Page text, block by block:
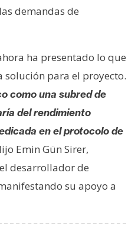
demandas de
ha presentado lo que
para el proyecto.
como una subred de
del rendimiento
en el protocolo de
Emin Gün Sirer,
desarrollador de
su apoyo a